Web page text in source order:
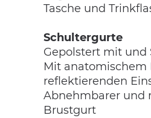
Tasche und
Schultergurte
Gepolstert mit und
Mit anatomischem
reflektierenden
Abnehmbarer und
Brustgurt